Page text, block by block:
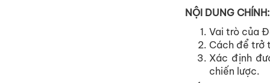
NỘI DUNG CHÍNH:
Vai trò của
Cách để trở
Xác định
chiến lược.